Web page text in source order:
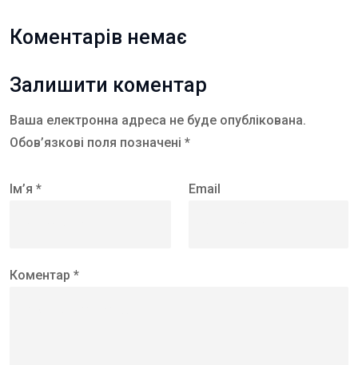
Коментарів немає
Залишити коментар
Ваша електронна адреса не буде опублікована.
Обов’язкові поля позначені *
Ім’я * Email
Коментар *